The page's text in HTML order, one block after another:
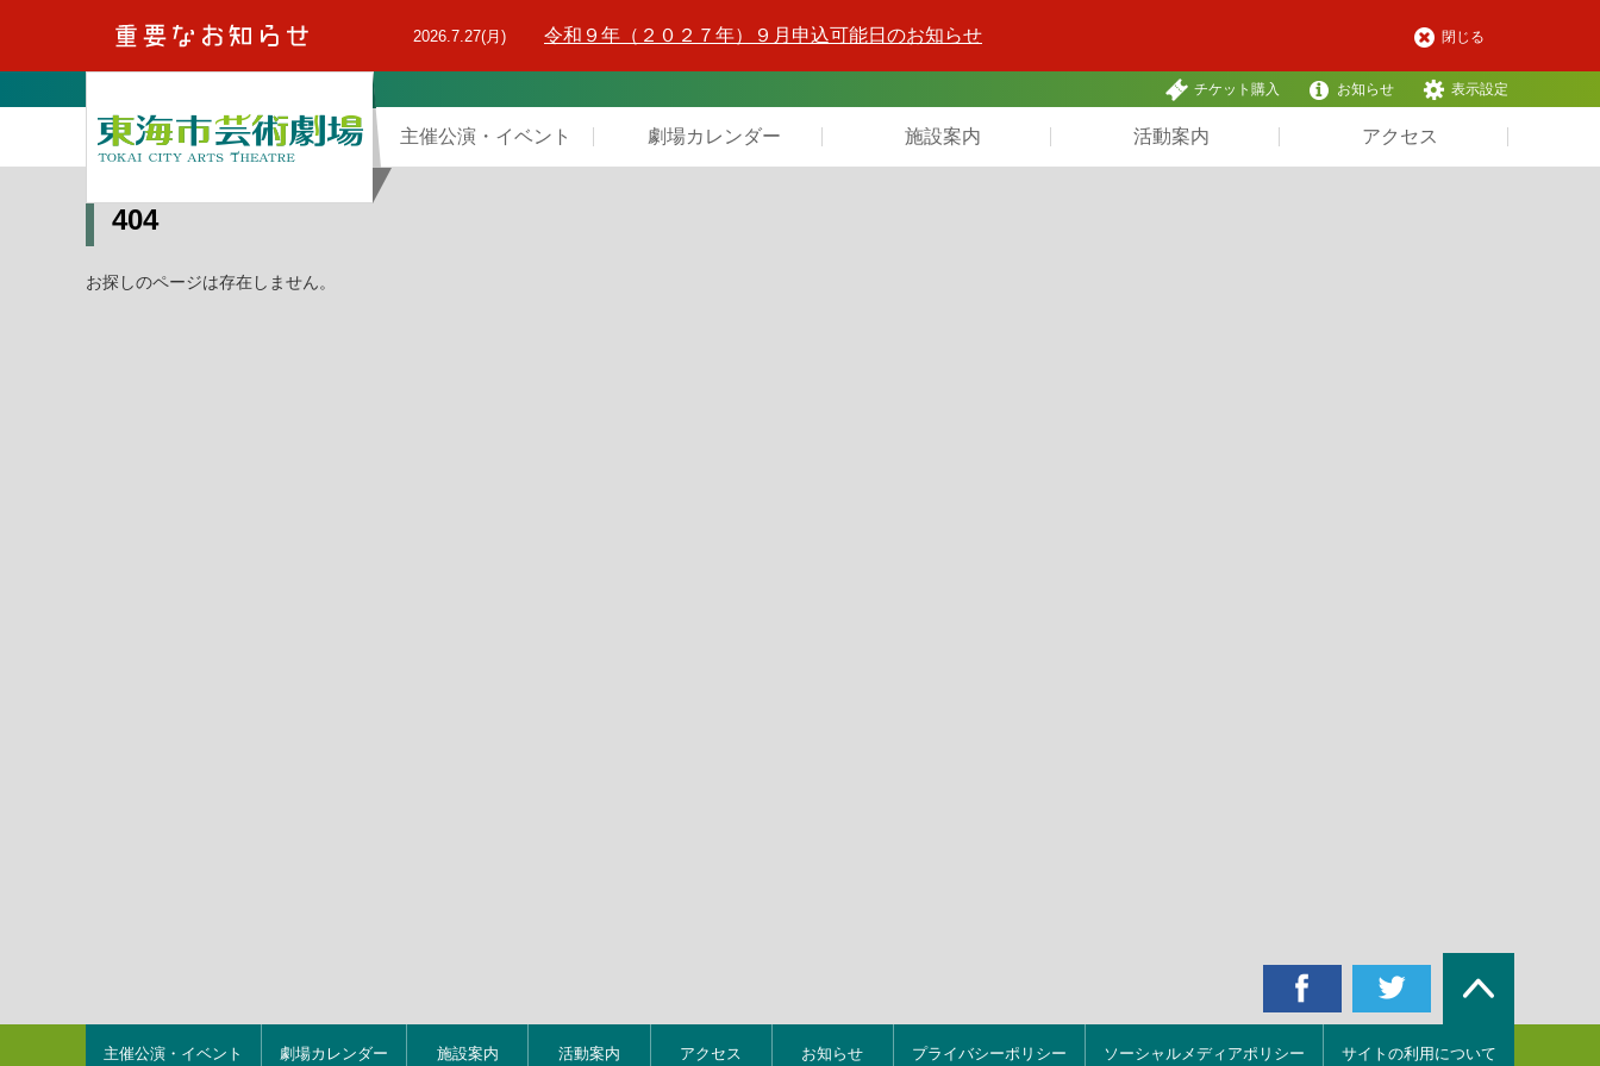
2026.7.27(月) 令和９年（２０２７年）９月申込可能日のお知らせ 閉じる
チケット購入 お知らせ 表示設定
主催公演・イベント 劇場カレンダー 施設案内 活動案内 アクセス
404
お探しのページは存在しません。
主催公演・イベント 劇場カレンダー 施設案内 活動案内 アクセス お知らせ プライバシーポリシー ソーシャルメディアポリシー サイトの利用について